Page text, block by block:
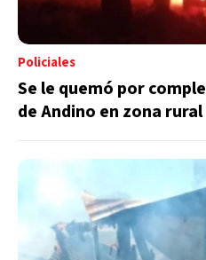
Policiales
Se le quemó por
de Andino en zona